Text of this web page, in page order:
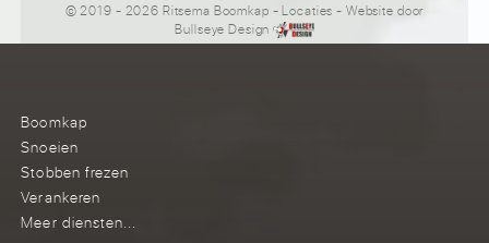
© 2019 - 2026 Ritsema Boomkap -Locaties - Website door
Bullseye Design
Boomkap
Snoeien
Stobben frezen
Verankeren
Meer diensten...